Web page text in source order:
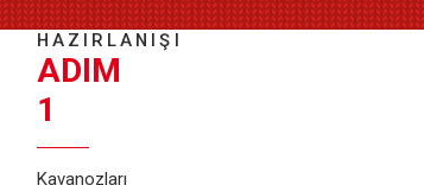
HAZIRLANIŞI
ADIM
1
Kavanozları